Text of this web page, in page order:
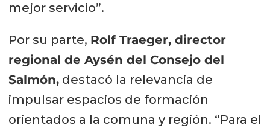
mejor servicio”.
Por su parte, Rolf Traeger, director
regional de Aysén del Consejo del
Salmón,destacó la relevancia de
impulsar espacios de formación
orientados a la comuna y región. “Para el